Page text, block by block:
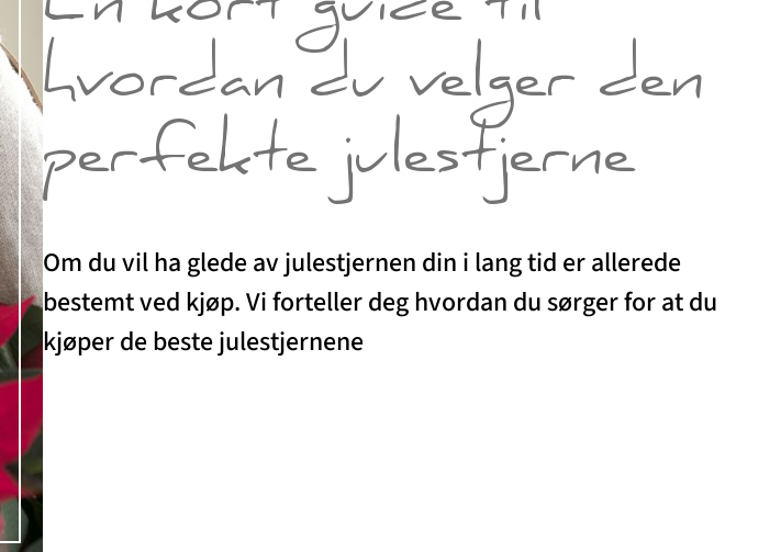
hvordan du velger den
perfekte julestjerne
Om du vil ha glede av julestjernen din i lang tid er allerede
bestemt ved kjøp. Vi forteller deg hvordan du sørger for at du
kjøper de beste julestjernene